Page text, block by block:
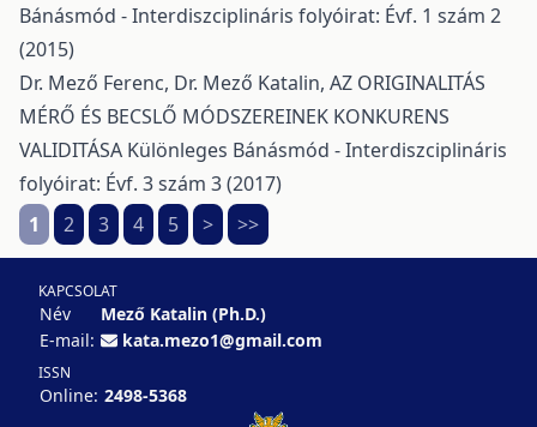
Bánásmód - Interdiszciplináris folyóirat: Évf. 1 szám 2
(2015)
Dr. Mező Ferenc, Dr. Mező Katalin, AZ ORIGINALITÁS
MÉRŐ ÉS BECSLŐ MÓDSZEREINEK KONKURENS
VALIDITÁSA Különleges Bánásmód - Interdiszciplináris
folyóirat: Évf. 3 szám 3 (2017)
1
2 3 4 5 > >>
KAPCSOLAT
Név
Mező Katalin (Ph.D.)
E-mail:
kata.mezo1@gmail.com
ISSN
Online: 2498-5368